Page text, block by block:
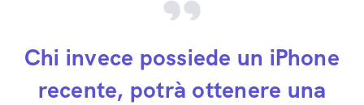
Chi invece possiede un iPhone
recente, potrà ottenere una